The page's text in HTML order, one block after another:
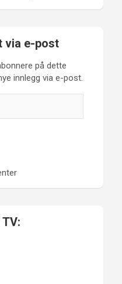
via e-post
på dette
innlegg via e-post.